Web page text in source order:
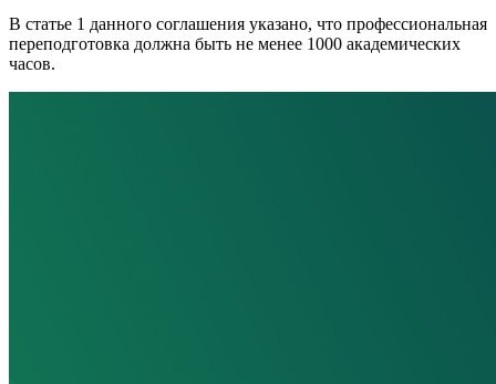
В статье 1 данного соглашения указано, что профессиональная
переподготовка должна быть не менее 1000 академических
часов.